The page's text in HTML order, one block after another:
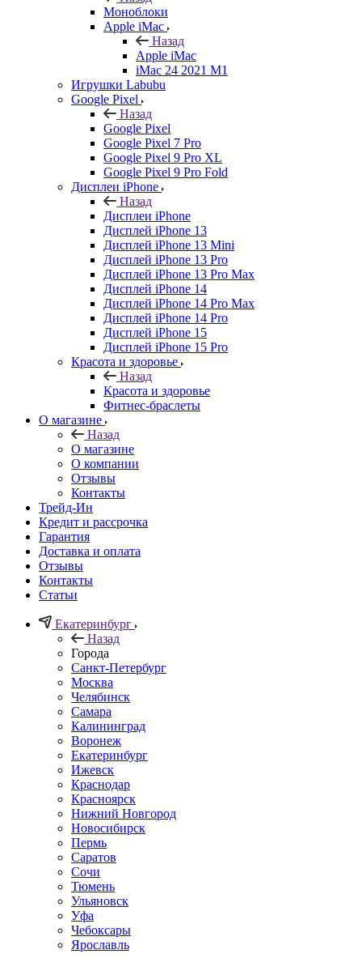
Моноблоки
Apple iMac
Назад
Apple iMac
iMac 24 2021 M1
Игрушки Labubu
Google Pixel
Назад
Google Pixel
Google Pixel 7 Pro
Google Pixel 9 Pro XL
Google Pixel 9 Pro Fold
Дисплеи iPhone
Назад
Дисплеи iPhone
Дисплей iPhone 13
Дисплей iPhone 13 Mini
Дисплей iPhone 13 Pro
Дисплей iPhone 13 Pro Max
Дисплей iPhone 14
Дисплей iPhone 14 Pro Max
Дисплей iPhone 14 Pro
Дисплей iPhone 15
Дисплей iPhone 15 Pro
Красота и здоровье
Назад
Красота и здоровье
Фитнес-браслеты
О магазине
Назад
О магазине
О компании
Отзывы
Контакты
Трейд-Ин
Кредит и рассрочка
Гарантия
Доставка и оплата
Отзывы
Контакты
Статьи
Екатеринбург
Назад
Города
Санкт-Петербург
Москва
Челябинск
Самара
Калининград
Воронеж
Екатеринбург
Ижевск
Краснодар
Красноярск
Нижний Новгород
Новосибирск
Пермь
Саратов
Сочи
Тюмень
Ульяновск
Уфа
Чебоксары
Ярославль